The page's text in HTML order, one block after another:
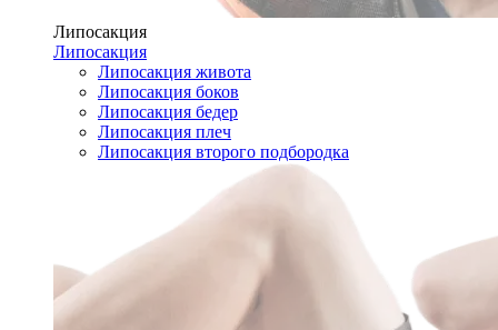
Липосакция
Липосакция
Липосакция живота
Липосакция боков
Липосакция бедер
Липосакция плеч
Липосакция второго подбородка